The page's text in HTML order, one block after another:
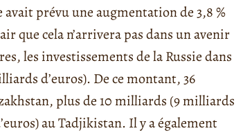
prévu une augmentation de 3,8 %
que cela n’arrivera pas dans un avenir
les investissements de la Russie dans
d’euros). De ce montant, 36
plus de 10 milliards (9 milliards
au Tadjikistan. Il y a également